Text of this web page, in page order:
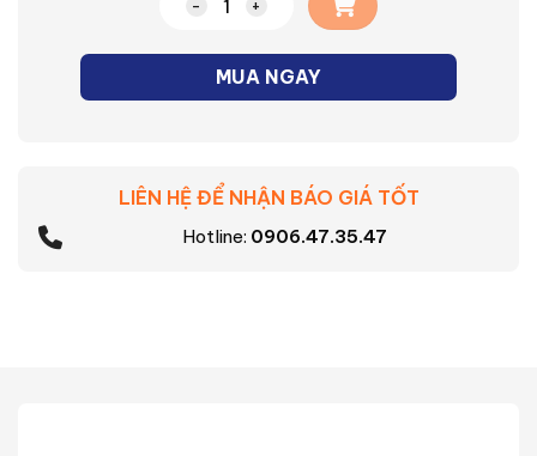
Đèn LED dây ngoài trời 120 chip LED
MUA NGAY
LIÊN HỆ ĐỂ NHẬN BÁO GIÁ TỐT
Hotline: 0906.47.35.47